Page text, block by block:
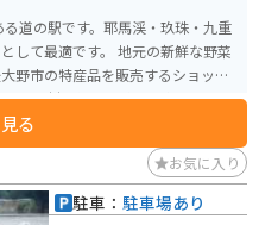
道の駅です。耶馬渓・玖珠・九重
。 地元の新鮮な野菜
野市の特産品を販売するショップ
ど、豊後大野市ならではの味が堪能
、ぜひ立ち寄ってみてください。道
り、耶馬渓や九重連山など、景勝
る
お気に入り
駐車： 駐車場あり